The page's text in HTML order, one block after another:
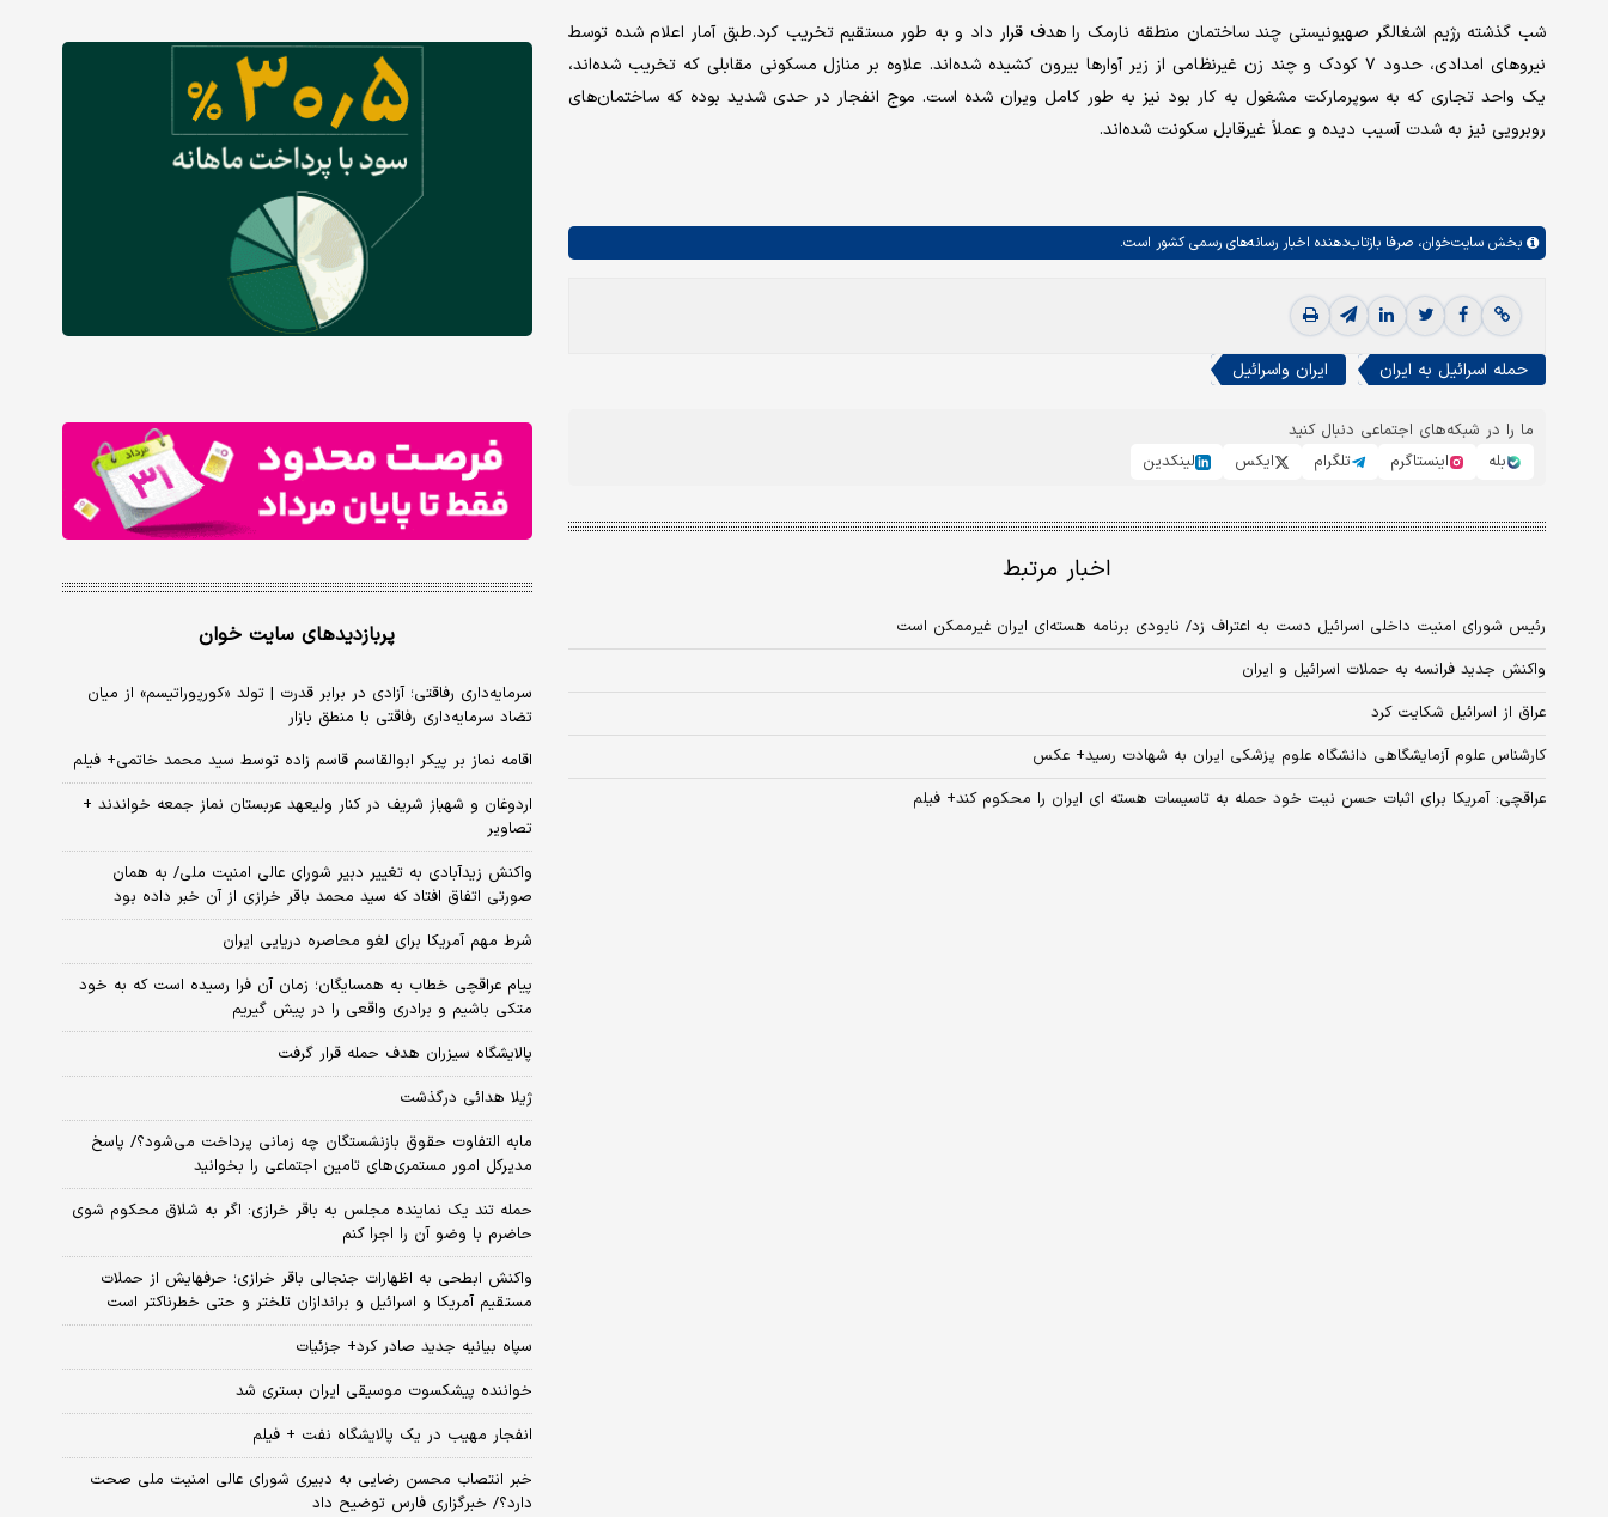
شب گذشته رژیم اشغالگر صهیونیستی چند ساختمان منطقه نارمک را هدف قرار داد و به طور مستقیم تخریب کرد.طبق آمار اعلام شده توسط
نیروهای امدادی، حدود ۷ کودک و چند زن غیرنظامی از زیر آوارها بیرون کشیده شده‌اند. علاوه بر منازل مسکونی مقابلی که تخریب شده‌اند،
یک واحد تجاری که به سوپرمارکت مشغول به کار بود نیز به طور کامل ویران شده است. موج انفجار در حدی شدید بوده که ساختمان‌های
روبرویی نیز به شدت آسیب دیده و عملاً غیرقابل سکونت شده‌اند.
بخش سایت‌خوان، صرفا بازتاب‌دهنده اخبار رسانه‌های رسمی کشور است.
حمله اسرائیل به ایران ایران واسرائیل
ما را در شبکه‌های اجتماعی دنبال کنید
بله
اینستاگرم تلگرام ایکس لینکدین
اخبار مرتبط
رئیس شورای امنیت داخلی اسرائیل دست به اعتراف زد/ نابودی برنامه هسته‌ای ایران غیرممکن است
واکنش جدید فرانسه به حملات اسرائیل و ایران
عراق از اسرائیل شکایت کرد
کارشناس علوم آزمایشگاهی دانشگاه علوم پزشکی ایران به شهادت رسید+ عکس
عراقچی: آمریکا برای اثبات حسن نیت خود حمله به تاسیسات هسته ای ایران را محکوم کند+ فیلم
پربازدیدهای سایت خوان
سرمایه‌داری رفاقتی؛ آزادی در برابر قدرت | تولد «کورپوراتیسم» از میان
تضاد سرمایه‌داری رفاقتی با منطق بازار
اقامه نماز بر پیکر ابوالقاسم قاسم زاده توسط سید محمد خاتمی+ فیلم
اردوغان و شهباز شریف در کنار ولیعهد عربستان نماز جمعه خواندند +
تصاویر
واکنش زیدآبادی به تغییر دبیر شورای عالی امنیت ملی/ به همان
صورتی اتفاق افتاد که سید محمد باقر خرازی از آن خبر داده بود
شرط مهم آمریکا برای لغو محاصره دریایی ایران
پیام عراقچی خطاب به همسایگان؛ زمان آن فرا رسیده است که به خود
متکی باشیم و برادری واقعی را در پیش گیریم
پالایشگاه سیزران هدف حمله قرار گرفت
ژیلا هدائی درگذشت
مابه التفاوت حقوق بازنشستگان چه زمانی پرداخت می‌شود؟/ پاسخ
مدیرکل امور مستمری‌های تامین اجتماعی را بخوانید
حمله تند یک نماینده مجلس به باقر خرازی: اگر به شلاق محکوم شوی
حاضرم با وضو آن را اجرا کنم
واکنش ابطحی به اظهارات جنجالی باقر خرازی؛ حرفهایش از حملات
مستقیم آمریکا و اسرائیل و براندازان تلختر و حتی خطرناکتر است
سپاه بیانیه جدید صادر کرد+ جزئیات
خواننده پیشکسوت موسیقی ایران بستری شد
انفجار مهیب در یک پالایشگاه نفت + فیلم
خبر انتصاب محسن رضایی به دبیری شورای عالی امنیت ملی صحت
دارد؟/ خبرگزاری فارس توضیح داد